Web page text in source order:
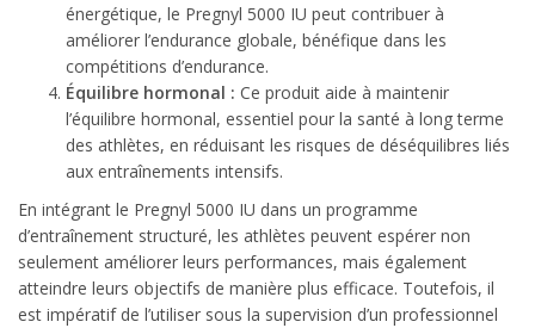
énergétique, le Pregnyl 5000 IU peut contribuer à
améliorer l’endurance globale, bénéfique dans les
compétitions d’endurance.
Équilibre hormonal : Ce produit aide à maintenir
l’équilibre hormonal, essentiel pour la santé à long terme
des athlètes, en réduisant les risques de déséquilibres liés
aux entraînements intensifs.
En intégrant le Pregnyl 5000 IU dans un programme
d’entraînement structuré, les athlètes peuvent espérer non
seulement améliorer leurs performances, mais également
atteindre leurs objectifs de manière plus efficace. Toutefois, il
est impératif de l’utiliser sous la supervision d’un professionnel